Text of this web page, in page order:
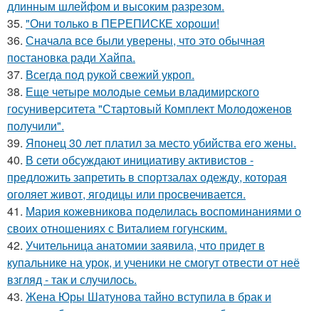
длинным шлейфом и высоким разрезом.
35. "Они только в ПЕРЕПИСКЕ хороши!
36. Сначала все были уверены, что это обычная
постановка ради Хайпа.
37. Всегда под рукой свежий укроп.
38. Еще четыре молодые семьи владимирского
госуниверситета "Стартовый Комплект Молодоженов
получили".
39. Японец 30 лет платил за место убийства его жены.
40. В сети обсуждают инициативу активистов -
предложить запретить в спортзалах одежду, которая
оголяет живот, ягодицы или просвечивается.
41. Мария кожевникова поделилась воспоминаниями о
своих отношениях с Виталием гогунским.
42. Учительница анатомии заявила, что придет в
купальнике на урок, и ученики не смогут отвести от неё
взгляд - так и случилось.
43. Жена Юры Шатунова тайно вступила в брак и